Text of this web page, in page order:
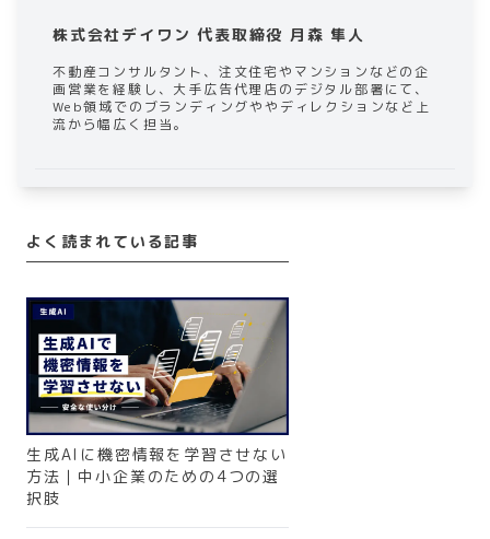
株式会社デイワン 代表取締役 月森 隼人
不動産コンサルタント、注文住宅やマンションなどの企
画営業を経験し、大手広告代理店のデジタル部署にて、
Web領域でのブランディングややディレクションなど上
流から幅広く担当。
よく読まれている記事
生成AIに機密情報を学習させない
方法｜中小企業のための4つの選
択肢